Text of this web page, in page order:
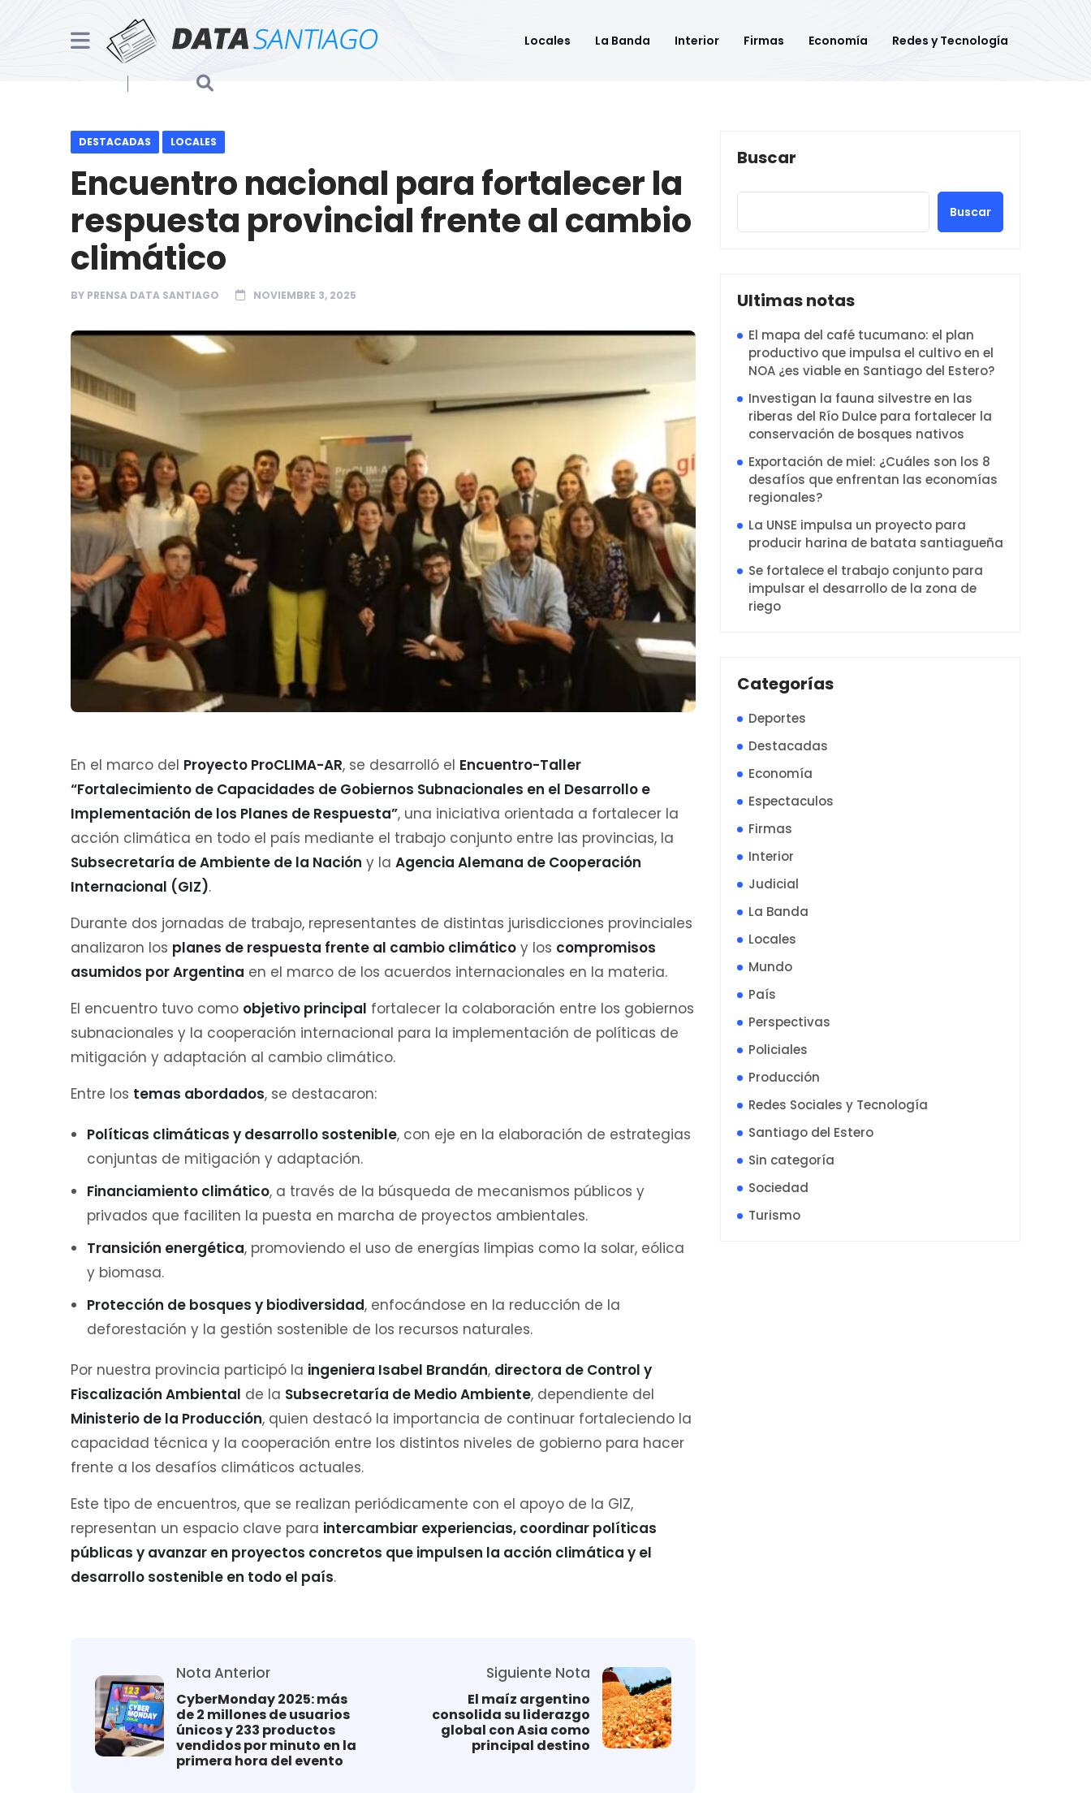
Locales La Banda Interior Firmas Economía Redes y Tecnología
DESTACADAS LOCALES
Encuentro nacional para fortalecer la
respuesta provincial frente al cambio
climático
BY PRENSA DATA SANTIAGO NOVIEMBRE 3, 2025
En el marco del Proyecto ProCLIMA-AR, se desarrolló el Encuentro-Taller
“Fortalecimiento de Capacidades de Gobiernos Subnacionales en el Desarrollo e
Implementación de los Planes de Respuesta”, una iniciativa orientada a fortalecer la
acción climática en todo el país mediante el trabajo conjunto entre las provincias, la
Subsecretaría de Ambiente de la Nación y la Agencia Alemana de Cooperación
Internacional (GIZ).
Durante dos jornadas de trabajo, representantes de distintas jurisdicciones provinciales
analizaron los planes de respuesta frente al cambio climático y los compromisos
asumidos por Argentina en el marco de los acuerdos internacionales en la materia.
El encuentro tuvo como objetivo principal fortalecer la colaboración entre los gobiernos
subnacionales y la cooperación internacional para la implementación de políticas de
mitigación y adaptación al cambio climático.
Entre los temas abordados, se destacaron:
Políticas climáticas y desarrollo sostenible, con eje en la elaboración de estrategias
conjuntas de mitigación y adaptación.
Financiamiento climático, a través de la búsqueda de mecanismos públicos y
privados que faciliten la puesta en marcha de proyectos ambientales.
Transición energética, promoviendo el uso de energías limpias como la solar, eólica
y biomasa.
Protección de bosques y biodiversidad, enfocándose en la reducción de la
deforestación y la gestión sostenible de los recursos naturales.
Por nuestra provincia participó la ingeniera Isabel Brandán, directora de Control y
Fiscalización Ambiental de la Subsecretaría de Medio Ambiente, dependiente del
Ministerio de la Producción, quien destacó la importancia de continuar fortaleciendo la
capacidad técnica y la cooperación entre los distintos niveles de gobierno para hacer
frente a los desafíos climáticos actuales.
Este tipo de encuentros, que se realizan periódicamente con el apoyo de la GIZ,
representan un espacio clave para intercambiar experiencias, coordinar políticas
públicas y avanzar en proyectos concretos que impulsen la acción climática y el
desarrollo sostenible en todo el país.
Nota Anterior
CyberMonday 2025: más
de 2 millones de usuarios
únicos y 233 productos
vendidos por minuto en la
primera hora del evento
Siguiente Nota
El maíz argentino
consolida su liderazgo
global con Asia como
principal destino
Buscar
Buscar
Ultimas notas
El mapa del café tucumano: el plan
productivo que impulsa el cultivo en el
NOA ¿es viable en Santiago del Estero?
Investigan la fauna silvestre en las
riberas del Río Dulce para fortalecer la
conservación de bosques nativos
Exportación de miel: ¿Cuáles son los 8
desafíos que enfrentan las economías
regionales?
La UNSE impulsa un proyecto para
producir harina de batata santiagueña
Se fortalece el trabajo conjunto para
impulsar el desarrollo de la zona de
riego
Categorías
Deportes
Destacadas
Economía
Espectaculos
Firmas
Interior
Judicial
La Banda
Locales
Mundo
País
Perspectivas
Policiales
Producción
Redes Sociales y Tecnología
Santiago del Estero
Sin categoría
Sociedad
Turismo